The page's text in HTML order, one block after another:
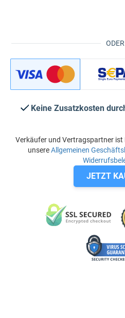
ODER
Keine Zusatzkosten
Verkäufer und Vertragspartner ist
unsereAllgemeinen
JETZT